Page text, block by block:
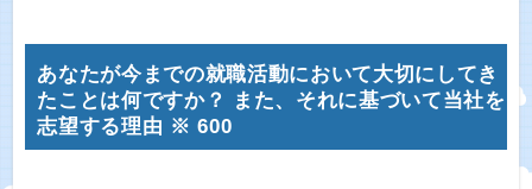
あなたが今までの就職活動において大切にしてき
たことは何ですか？ また、それに基づいて当社を
志望する理由 ※ 600